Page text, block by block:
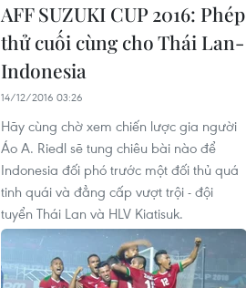
AFF SUZUKI CUP 2016: Phép
thử cuối cùng cho Thái Lan-
Indonesia
14/12/2016 03:26
Hãy cùng chờ xem chiến lược gia người
Áo A. Riedl sẽ tung chiêu bài nào để
Indonesia đối phó trước một đối thủ quá
tinh quái và đẳng cấp vượt trội - đội
tuyển Thái Lan và HLV Kiatisuk.